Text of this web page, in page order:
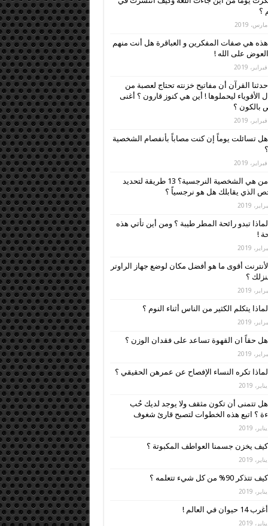
؟
هذه هي صفات المفكرين و العباقرة هل أنت منهم
على الله !
حدثنا القرآن أن مفاتيح خزنته تحتاج لعصبة من
الأقوياء ليحملوها ! أين هي كنوز قارون ؟ أغنى
؟
هل تسائلت يوماً إن كنت مصاباً بأنفصام الشخصية
من هي الشخصية النرجسية؟ 13 طريقة لتحديد
الذي يقابلك هل هو نرجسياً ؟
لماذا تبدو رائحة المطر طيبة ؟ ومن أين تأتي هذه
!
لأنترنت أقوى ما هو أفضل مكان لوضع جهاز الراوتر
؟
لماذا يتكلم الكثير من الناس أثناء النوم ؟
هل حقاً ان القهوة تساعد على فقدان الوزن ؟
لماذا تكره النساء الإفصاح عن عمرهن الحقيقي ؟
هل تتمنى أن تكون مثقف ولا يوجد لديك حُب
؟ اتبع هذه الخطوات لتصبح قارئ شغوف
كيف يخزن جسمنا العواطف المكبوتة ؟
كيف تتذكر 90% من كل شيء تتعلمه ؟
أغرب 14 حيوان في العالم !